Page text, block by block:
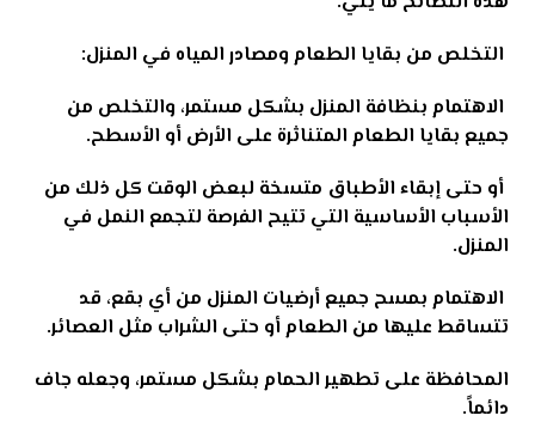
التخلص من بقايا الطعام ومصادر المياه في المنزل:
الاهتمام بنظافة المنزل بشكل مستمر، والتخلص من
جميع بقايا الطعام المتناثرة على الأرض أو الأسطح.
أو حتى إبقاء الأطباق متسخة لبعض الوقت كل ذلك من
الأسباب الأساسية التي تتيح الفرصة لتجمع النمل في
المنزل.
الاهتمام بمسح جميع أرضيات المنزل من أي بقع، قد
تتساقط عليها من الطعام أو حتى الشراب مثل العصائر.
المحافظة على تطهير الحمام بشكل مستمر، وجعله جاف
دائماً.